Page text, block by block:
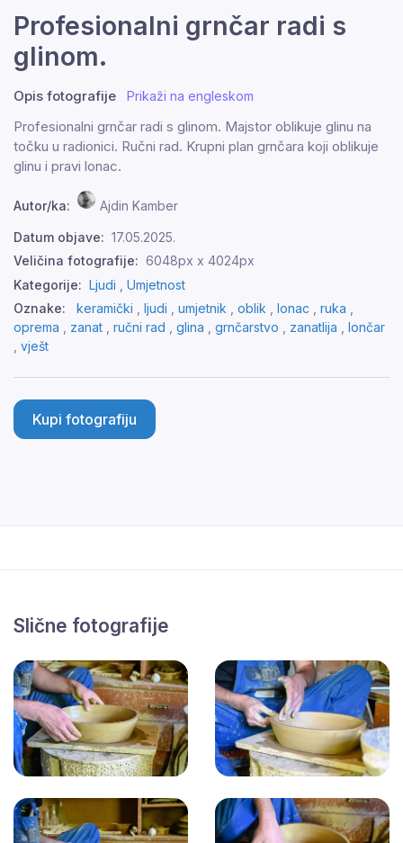
Profesionalni grnčar radi s
glinom.
Opis fotografije Prikaži na engleskom
Profesionalni grnčar radi s glinom. Majstor oblikuje glinu na
točku u radionici. Ručni rad. Krupni plan grnčara koji oblikuje
glinu i pravi lonac.
Autor/ka: Ajdin Kamber
Datum objave: 17.05.2025.
Veličina fotografije: 6048px x 4024px
Kategorije: Ljudi , Umjetnost
Oznake:
keramički ljudi umjetnik oblik lonac ruka
oprema
zanat ručni rad glina grnčarstvo zanatlija
lončar
vješt
Kupi fotografiju
Slične fotografije